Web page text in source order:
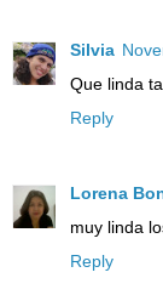
Silvia
Que linda
Reply
Lorena
muy linda
Reply